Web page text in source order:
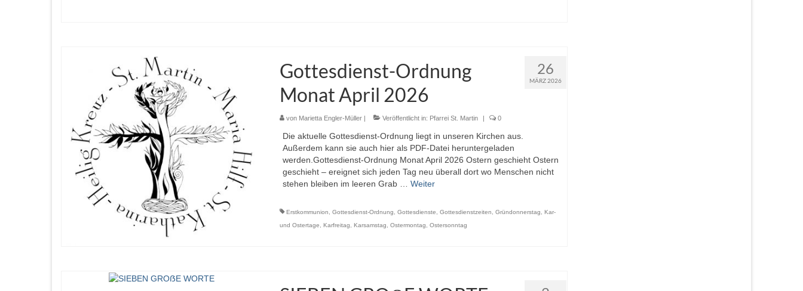
26
MÄRZ 2026
Gottesdienst-Ordnung
Monat April 2026
von Marietta Engler-Müller| Veröffentlicht in: Pfarrei St. Martin | 0
Die aktuelle Gottesdienst-Ordnung liegt in unseren Kirchen aus.
Außerdem kann sie auch hier als PDF-Datei heruntergeladen
werden.Gottesdienst-Ordnung Monat April 2026 Ostern geschieht Ostern
geschieht – ereignet sich jeden Tag neu überall dort wo Menschen nicht
stehen bleiben im leeren Grab … Weiter
Erstkommunion Gottesdienst-Ordnung Gottesdienste Gottesdienstzeiten Gründonnerstag
Kar-
und Ostertage
Karfreitag Karsamstag Ostermontag Ostersonntag